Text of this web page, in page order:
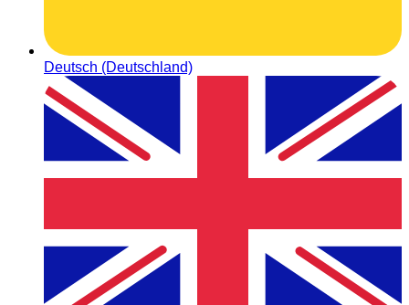
Deutsch (Deutschland)